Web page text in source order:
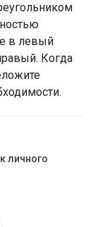
в левый
Когда
личного